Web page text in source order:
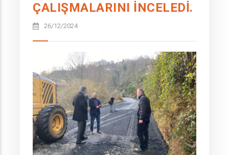
ÇALIŞMALARINI İNCELEDİ.
26/12/2024